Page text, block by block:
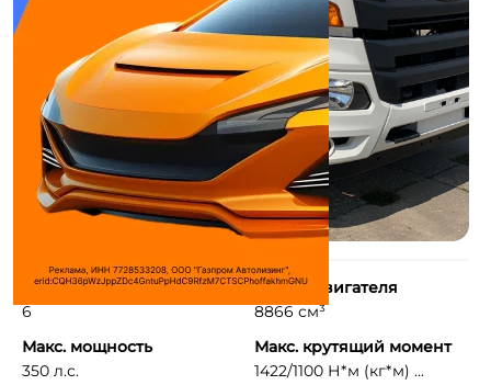
Количество цилиндров
6
Объем двигателя
8866 см³
Макс. мощность
350 л.с.
Макс. крутящий момент
1422/1100 Н*м (кг*м) ...